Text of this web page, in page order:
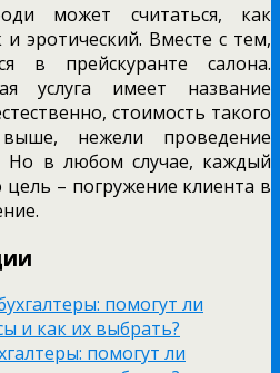
может считаться, как
и эротический. Вместе с тем,
в прейскуранте салона.
услуга имеет название
стоимость такого
выше, нежели проведение
Но в любом случае, каждый
– погружение клиента в
помогут ли